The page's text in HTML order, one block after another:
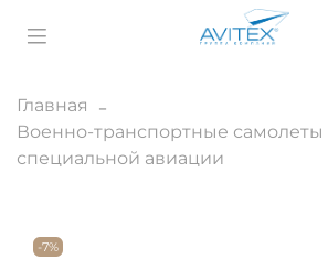
Главная
Военно-транспортные самолеты
специальной авиации
-7%